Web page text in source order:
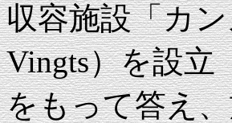
収容施設「カン
Vingts）を設
をもって答え